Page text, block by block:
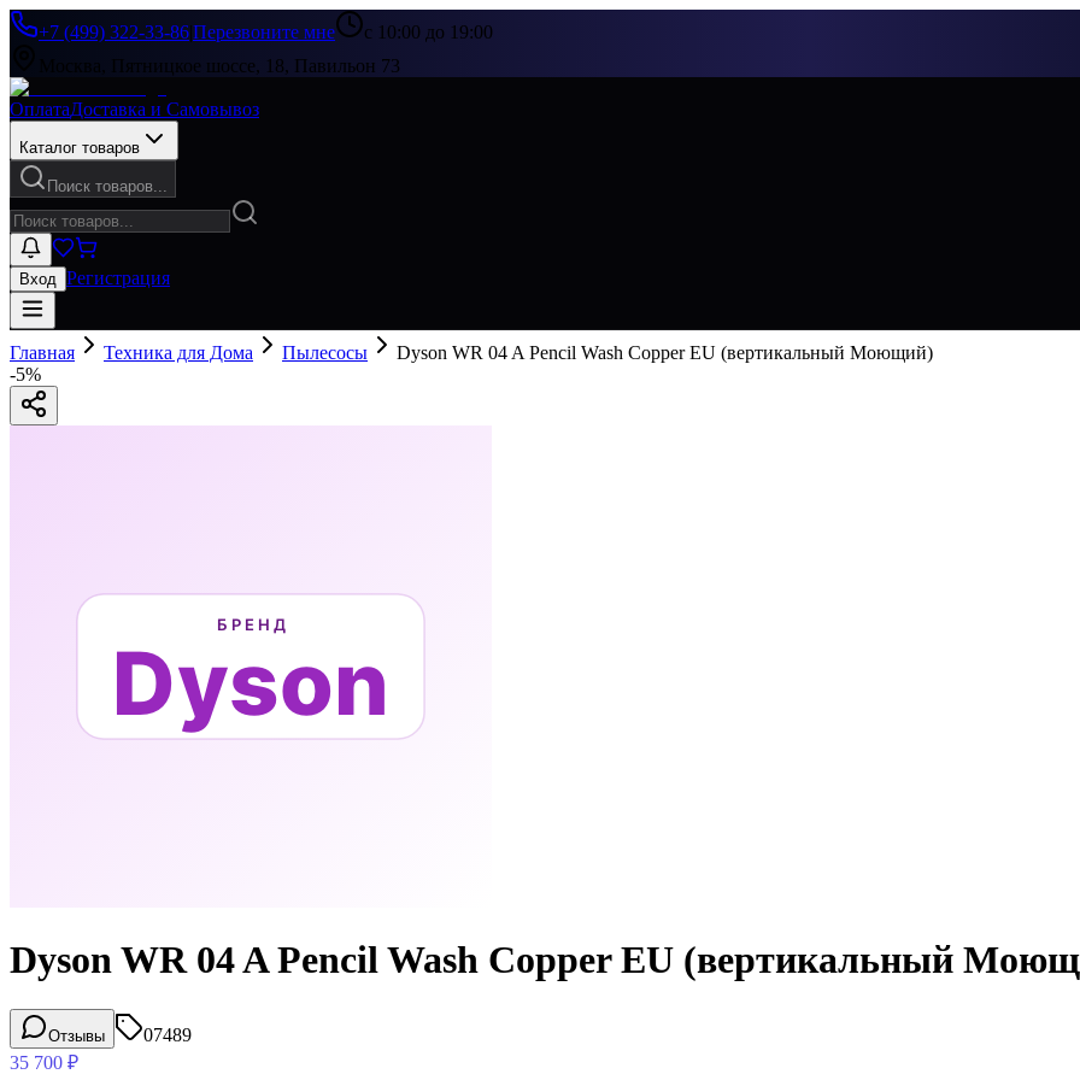
+7 (499) 322-33-86|Перезвоните мне
с 10:00 до 19:00
Москва, Пятницкое шоссе, 18, Павильон 73
ОплатаДоставка и Самовывоз
Каталог товаров
Поиск товаров...
Вход Регистрация
Главная Техника для Дома Пылесосы
Dyson WR 04 A Pencil Wash Copper EU (вертикальный Моющий)
-5%
Dyson WR 04 A Pencil Wash Copper EU (вертикальный
Отзывы
07489
35 700 ₽